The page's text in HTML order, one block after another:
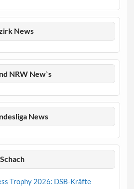
News
NRW New`s
News
Trophy 2026: DSB-Kräfte